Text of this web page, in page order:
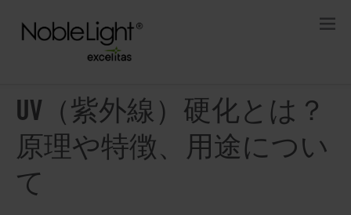
UV（紫外線）硬化とは？
原理や特徴、用途につい
て